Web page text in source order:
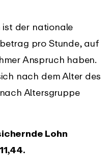
ist der nationale
pro Stunde, auf
Anspruch haben.
nach dem Alter des
Altersgruppe
Lohn